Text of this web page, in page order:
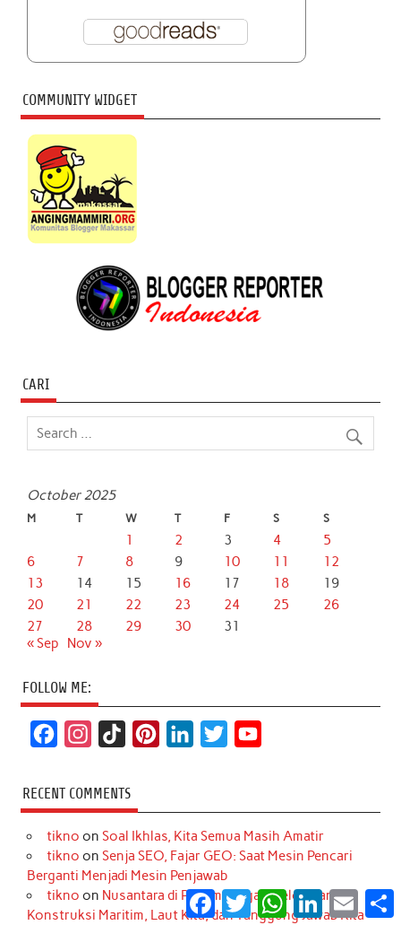
COMMUNITY WIDGET
CARI
October 2025
M T W T F S S
1 2 3 4
5
6
7 8 9 10 11
12
13
14 15 16 17 18
19
20
21 22 23 24 25
26
27
28 29 30
31
« Sep
Nov »
FOLLOW ME:
c
e
b
o
s
t
a
r
k
T
o
k
t
e
r
e
k
e
d
I
t
t
r
T
u
e
RECENT COMMENTS
tikno on Soal Ikhlas, Kita Semua Masih Amatir
tikno on Senja SEO, Fajar GEO: Saat Mesin Pencari
Berganti Menjadi Mesin Penjawab
tikno on Nusantara di Persimpangan Gelombang:
Konstruksi Maritim, Laut Kita, dan Tanggung Jawab Kita
Facebook
TwitterWhatsApp
LinkedInEmail